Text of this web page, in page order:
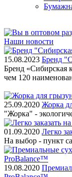
Наши новости
15.08.2023 Бренд
Бренд «Сибирская
чем 120
25.09.2020 Жорка
"Жорка" -
01.09.2020 Легко
На выбор - пункт
19.08.2020